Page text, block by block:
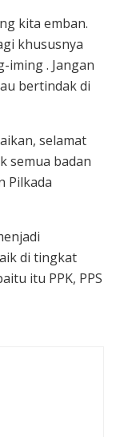
kita emban.
khususnya
iming . Jangan
bertindak di
selamat
semua badan
Pilkada
di tingkat
itu PPK, PPS